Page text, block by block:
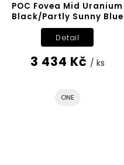
POC Fovea Mid Uranium
Black/Partly Sunny Blue
3 434 Kč / ks
Detail
ONE